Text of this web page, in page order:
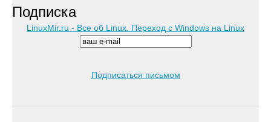
Подписка
LinuxMir.ru - Все об Linux. Переход с Windows на Linux
Подписаться письмом